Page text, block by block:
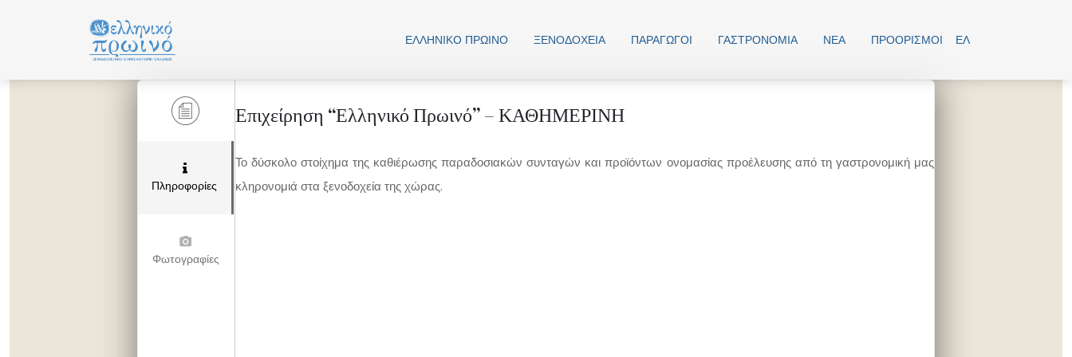
ΕΛΛΗΝΙΚO ΠΡΩΙΝΟ ΞΕΝΟΔΟΧΕΊΑ ΠΑΡΑΓΩΓΟΊ ΓΑΣΤΡΟΝΟΜΊΑ ΝΕΑ ΠΡΟΟΡΙΣΜΟΊ ΕΛ
Πληροφορίες
Φωτογραφίες
Επιχείρηση “Ελληνικό Πρωινό” – ΚΑΘΗΜΕΡΙΝΗ
Το δύσκολο στοίχημα της καθιέρωσης παραδοσιακών συνταγών και προϊόντων ονομασίας προέλευσης από τη γαστρονομική μας
κληρονομιά στα ξενοδοχεία της χώρας.